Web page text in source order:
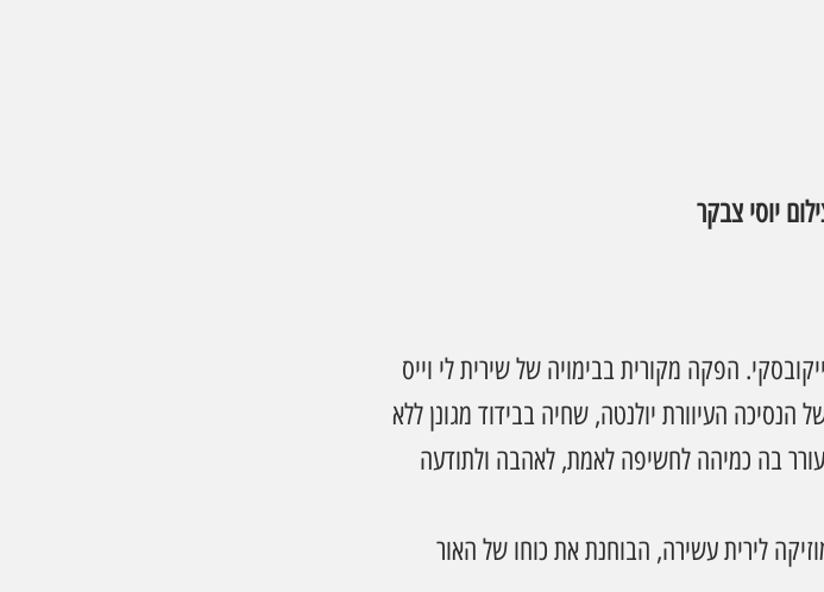
יוסי צבקר
הפקה מקורית בבימויה של שירית לי וייס
העיוורת יולנטה, שחיה בבידוד מגונן ללא
בה כמיהה לחשיפה לאמת, לאהבה ולתודעה
לירית עשירה, הבוחנת את כוחו של האור